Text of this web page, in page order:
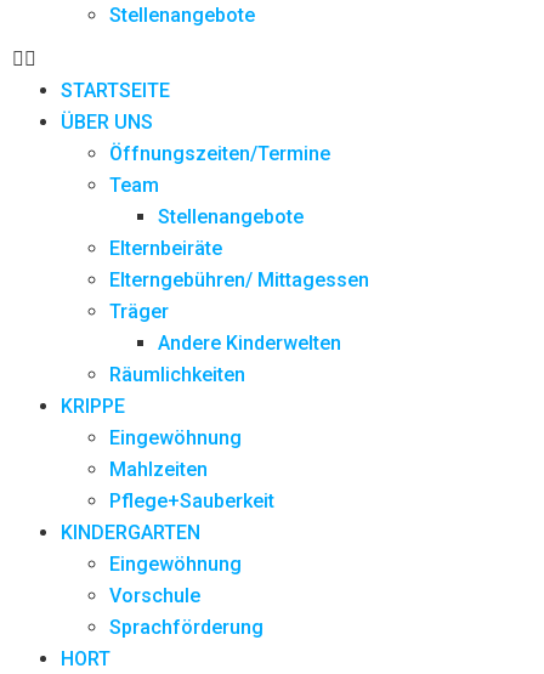
Stellenangebote
STARTSEITE
ÜBER UNS
Öffnungszeiten/Termine
Team
Stellenangebote
Elternbeiräte
Elterngebühren/ Mittagessen
Träger
Andere Kinderwelten
Räumlichkeiten
KRIPPE
Eingewöhnung
Mahlzeiten
Pflege+Sauberkeit
KINDERGARTEN
Eingewöhnung
Vorschule
Sprachförderung
HORT